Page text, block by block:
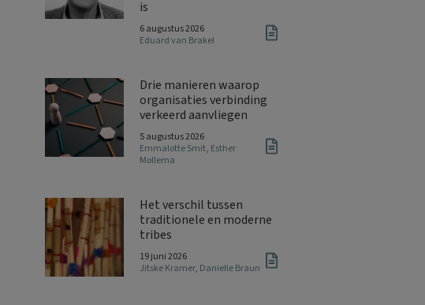
is
6 augustus 2026
Eduard van Brakel
Drie manieren waarop
organisaties verbinding
verkeerd aanvliegen
5 augustus 2026
Emmalotte Smit, Esther
Mollema
Het verschil tussen
traditionele en moderne
tribes
19 juni 2026
Jitske Kramer, Danielle Braun